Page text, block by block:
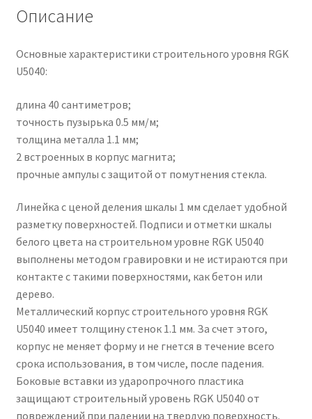
Описание
Основные характеристики строительного уровня RGK
U5040:
длина 40 сантиметров;
точность пузырька 0.5 мм/м;
толщина металла 1.1 мм;
2 встроенных в корпус магнита;
прочные ампулы с защитой от помутнения стекла.
Линейка с ценой деления шкалы 1 мм сделает удобной
разметку поверхностей. Подписи и отметки шкалы
белого цвета на строительном уровне RGK U5040
выполнены методом гравировки и не истираются при
контакте с такими поверхностями, как бетон или
дерево.
Металлический корпус строительного уровня RGK
U5040 имеет толщину стенок 1.1 мм. За счет этого,
корпус не меняет форму и не гнется в течение всего
срока использования, в том числе, после падения.
Боковые вставки из ударопрочного пластика
защищают строительный уровень RGK U5040 от
повреждений при падении на твердую поверхность.